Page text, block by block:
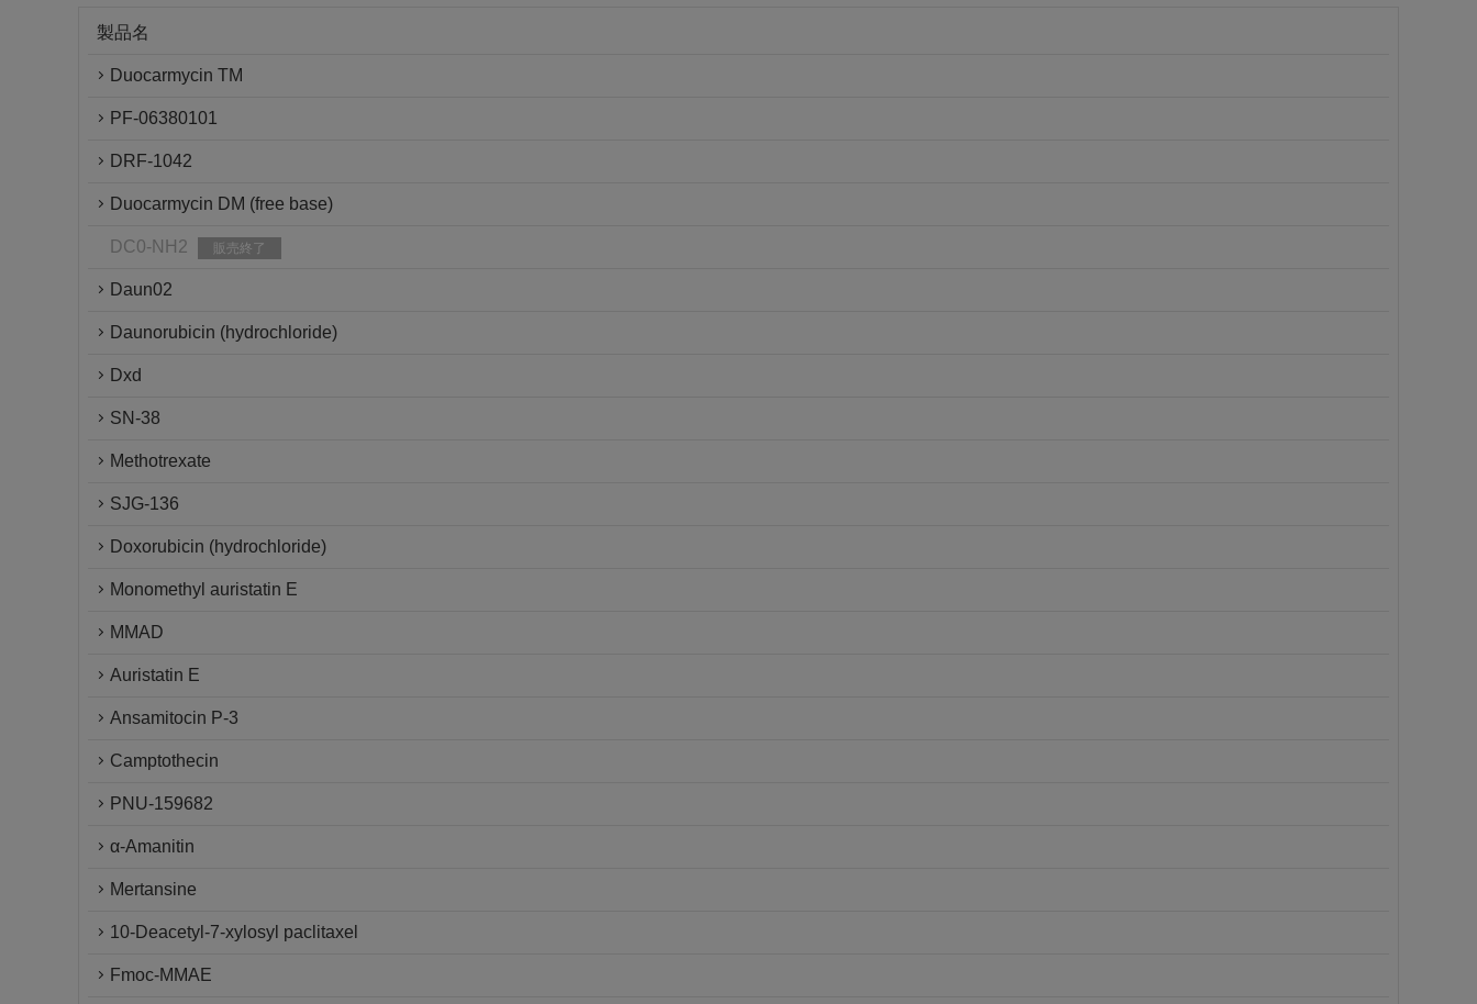
製品名
Duocarmycin TM
PF-06380101
DRF-1042
Duocarmycin DM (free base)
DC0-NH2 販売終了
Daun02
Daunorubicin (hydrochloride)
Dxd
SN-38
Methotrexate
SJG-136
Doxorubicin (hydrochloride)
Monomethyl auristatin E
MMAD
Auristatin E
Ansamitocin P-3
Camptothecin
PNU-159682
α-Amanitin
Mertansine
10-Deacetyl-7-xylosyl paclitaxel
Fmoc-MMAE